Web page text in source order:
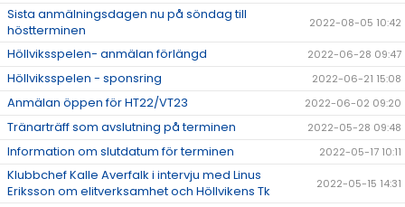
Sista anmälningsdagen nu på söndag till
höstterminen
2022-08-05 10:42
Höllviksspelen- anmälan förlängd 2022-06-28 09:47
Höllviksspelen - sponsring 2022-06-21 15:08
Anmälan öppen för HT22/VT23 2022-06-02 09:20
Tränarträff som avslutning på terminen 2022-05-28 09:48
Information om slutdatum för terminen 2022-05-17 10:11
Klubbchef Kalle Averfalk i intervju med Linus
Eriksson om elitverksamhet och Höllvikens Tk
2022-05-15 14:31